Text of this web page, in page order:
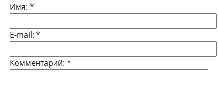
Имя: *
E-mail: *
Комментарий: *